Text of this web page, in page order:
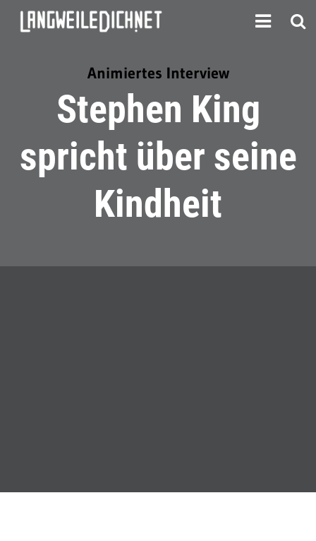
Animiertes Interview
Stephen King
spricht über seine
Kindheit